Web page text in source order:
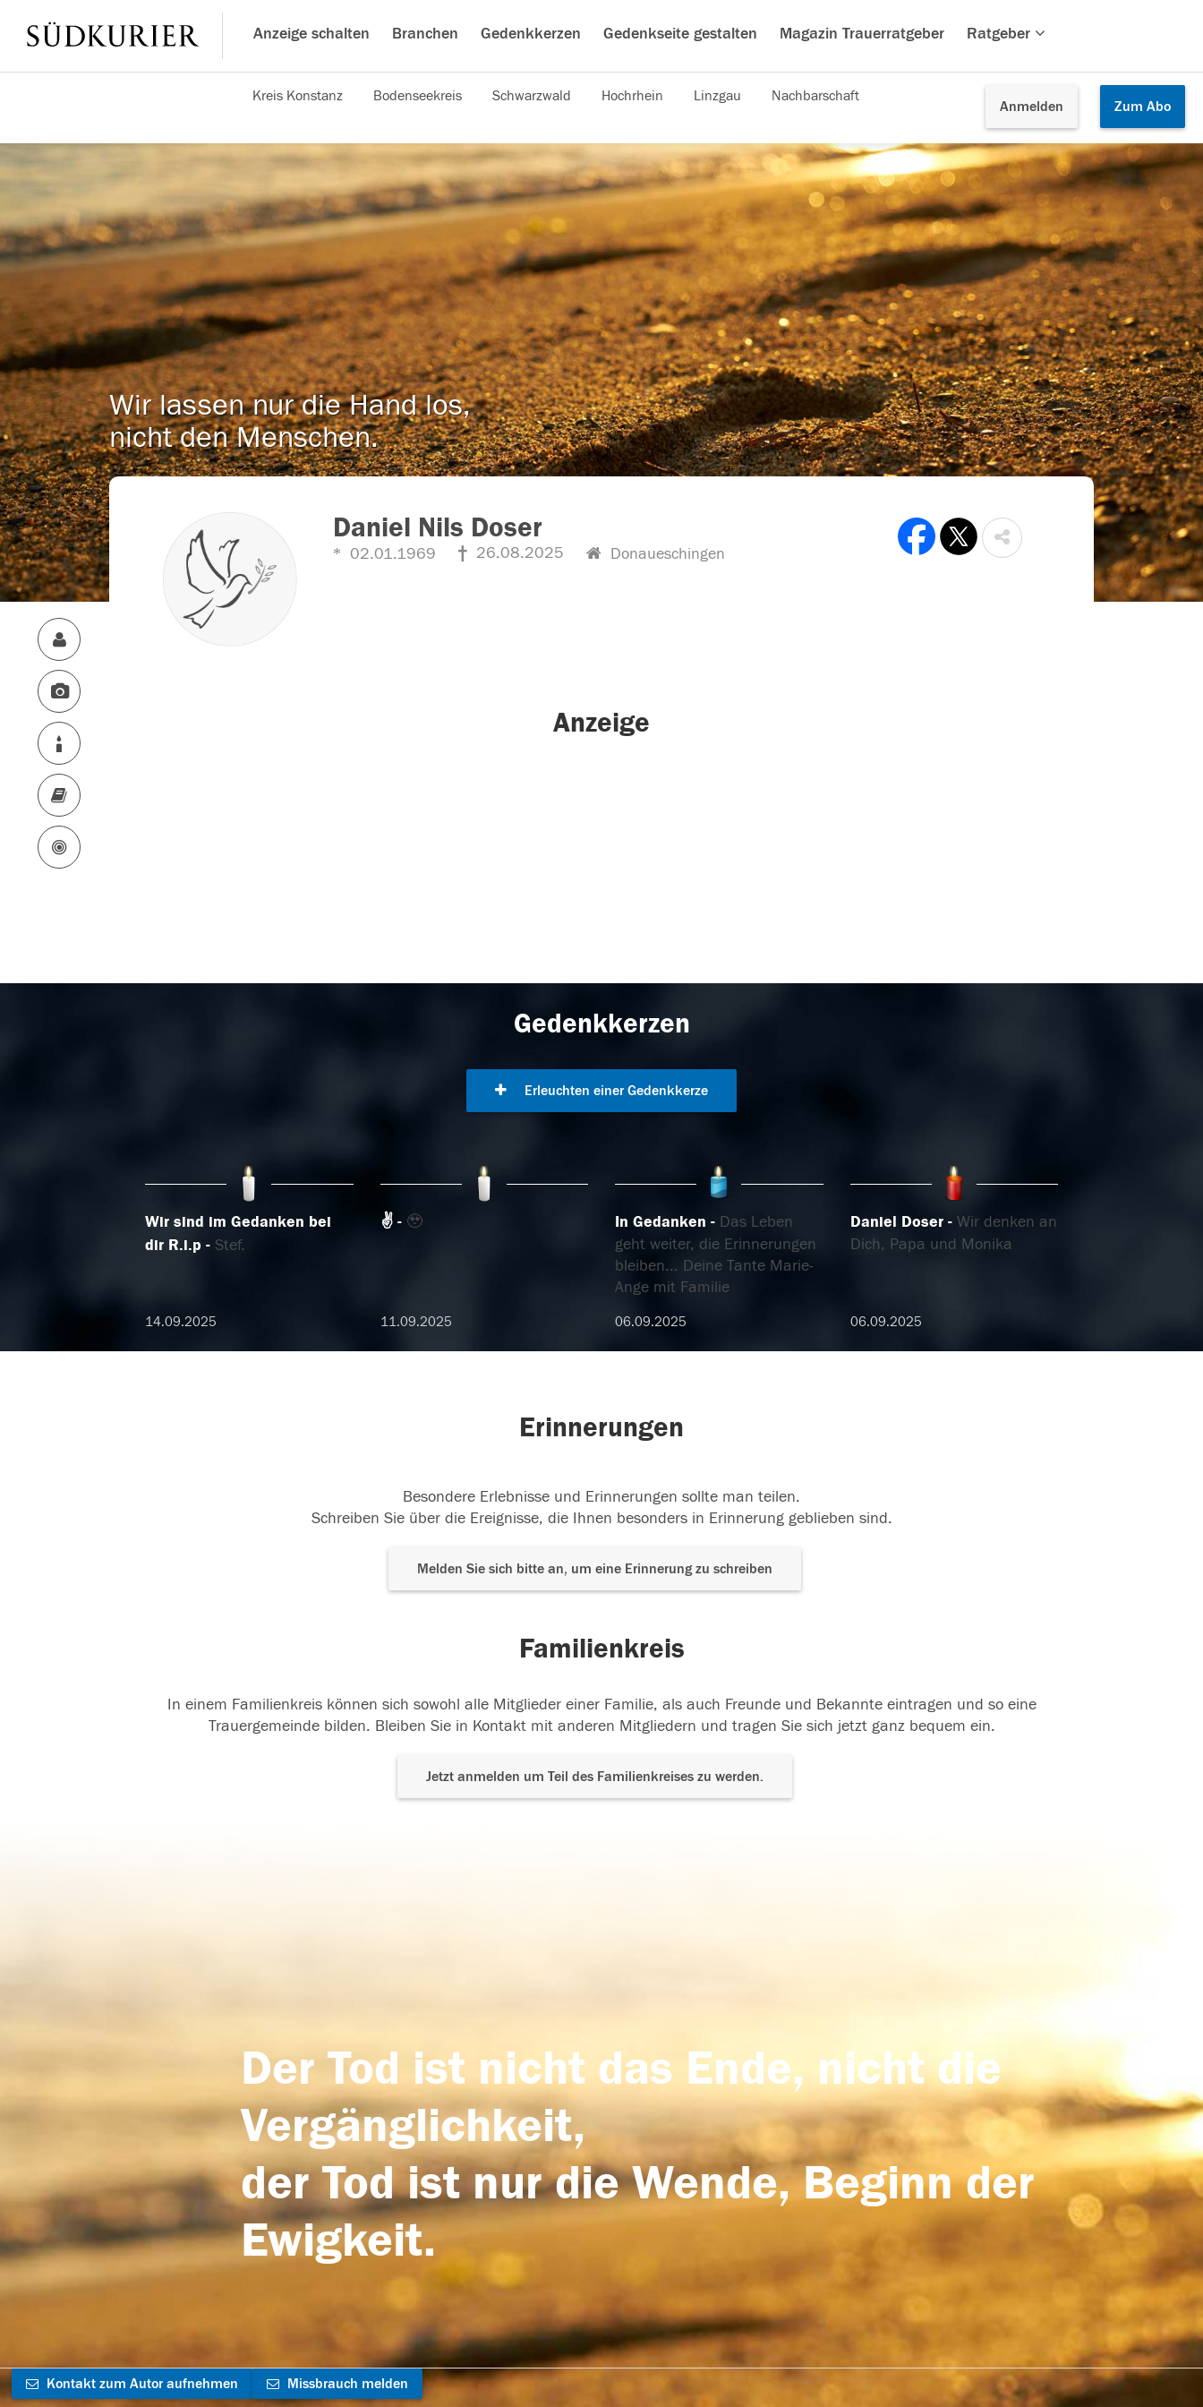
Anzeige schalten Branchen Gedenkkerzen Gedenkseite gestalten Magazin Trauerratgeber Ratgeber
Anmelden Zum Abo
Kreis Konstanz Bodenseekreis Schwarzwald Hochrhein Linzgau Nachbarschaft
Wir lassen nur die Hand los,
nicht den Menschen.
Daniel Nils Doser
02.01.1969 26.08.2025 Donaueschingen
Anzeige
Gedenkkerzen
Erleuchten einer Gedenkkerze
Wir sind im Gedanken bei
dir R.i.p
Stef.
14.09.2025
✌️ 🥹
11.09.2025
In Gedanken
Das Leben
geht weiter, die Erinnerungen
bleiben... Deine Tante Marie-
Ange mit Familie
06.09.2025
Daniel Doser
Wir denken an
Dich, Papa und Monika
06.09.2025
Erinnerungen
Besondere Erlebnisse und Erinnerungen sollte man teilen.
Schreiben Sie über die Ereignisse, die Ihnen besonders in Erinnerung geblieben sind.
Melden Sie sich bitte an, um eine Erinnerung zu schreiben
Familienkreis
In einem Familienkreis können sich sowohl alle Mitglieder einer Familie, als auch Freunde und Bekannte eintragen und so eine
Trauergemeinde bilden. Bleiben Sie in Kontakt mit anderen Mitgliedern und tragen Sie sich jetzt ganz bequem ein.
Jetzt anmelden um Teil des Familienkreises zu werden.
Der Tod ist nicht das Ende, nicht die
Vergänglichkeit,
der Tod ist nur die Wende, Beginn der
Ewigkeit.
Kontakt zum Autor aufnehmen Missbrauch melden